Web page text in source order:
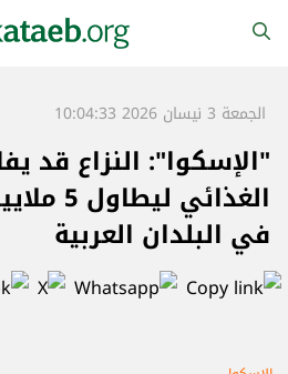
الجمعة 3 نيسان 2026 10:04:33
"الإسكوا": النزاع قد
في البلدان العربية